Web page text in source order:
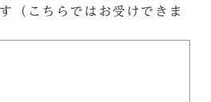
（こちらではお受けできま